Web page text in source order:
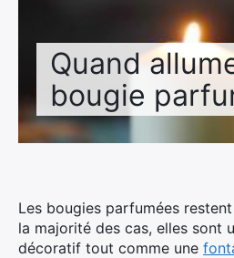
Quand
bougie
Les bougies parfumées
la majorité des cas, elles sont
décoratif tout comme une